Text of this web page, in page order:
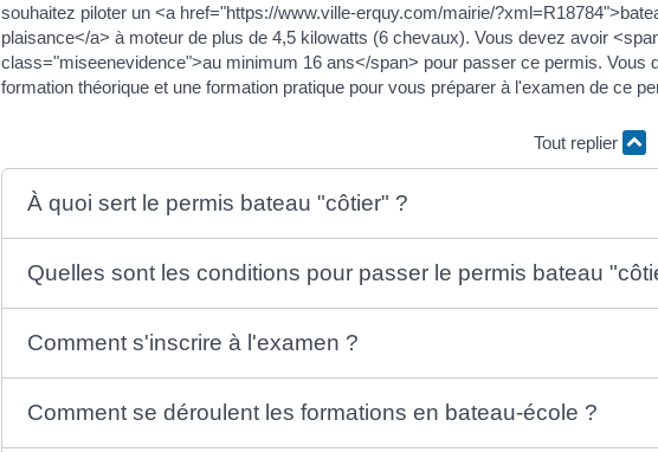
souhaitez piloter un <a href="https://www.ville-erquy.com/mairie/
plaisance</a> à moteur de plus de 4,5 kilowatts (6 chevaux). Vous devez avoir
class="miseenevidence">au minimum 16 ans</span> pour passer ce permis. Vous
formation théorique et une formation pratique pour vous préparer à l'examen de ce
Tout replier
À quoi sert le permis bateau "côtier" ?
Quelles sont les conditions pour passer le permis bateau
Comment s'inscrire à l'examen ?
Comment se déroulent les formations en bateau-école ?